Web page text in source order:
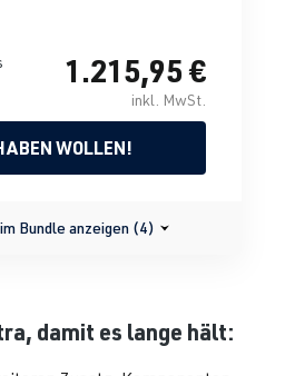
1.215,95 €
inkl. MwSt.
WOLLEN!
Bundle anzeigen (4)
damit es lange hält: